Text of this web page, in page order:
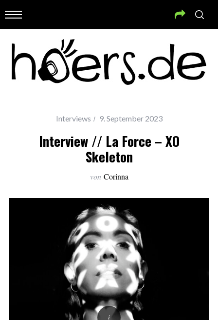
Interviews 9. September 2023
Interview // La Force – XO
Skeleton
von Corinna